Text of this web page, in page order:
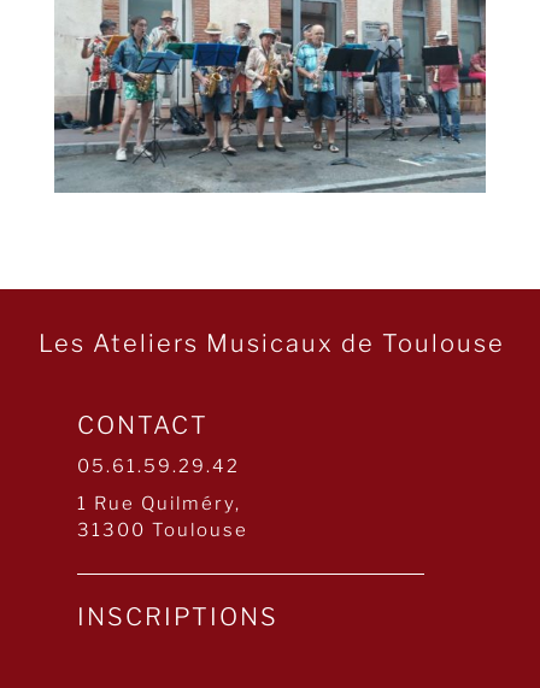
Les Ateliers Musicaux de Toulouse
CONTACT
05.61.59.29.42
1 Rue Quilméry,
31300 Toulouse
INSCRIPTIONS